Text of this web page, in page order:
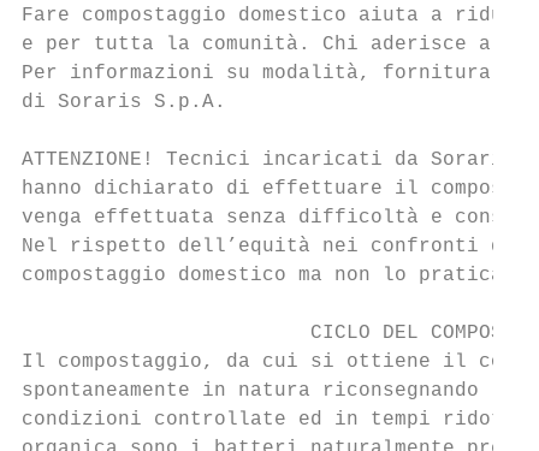
Fare compostaggio domestico aiuta a
e per tutta la comunità. Chi aderisce
Per informazioni su modalità, fornitura
di Soraris S.p.A.
ATTENZIONE! Tecnici incaricati da
hanno dichiarato di effettuare il
venga effettuata senza difficoltà e
Nel rispetto dell’equità nei confronti di
compostaggio domestico ma non lo
CICLO DEL
Il compostaggio, da cui si ottiene il
spontaneamente in natura
condizioni controllate ed in tempi ridotti.